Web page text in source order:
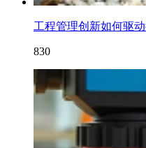
工程管理创新如何驱
830